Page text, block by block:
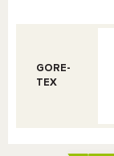
GORE-
TEX